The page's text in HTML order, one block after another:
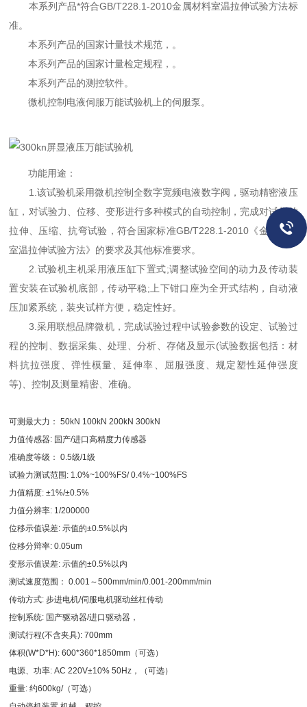
本系列产品*符合GB/T228.1-2010金属材料室温拉伸试验方法标
准。
本系列产品的国家计量技术规范，。
本系列产品的国家计量检定规程，。
本系列产品的测控软件。
微机控制电液伺服万能试验机上的伺服泵。
功能用途：
1.该试验机采用微机控制全数字宽频电液数字阀，驱动精密液压
缸，对试验力、位移、变形进行多种模式的自动控制，完成对试样的
拉伸、压缩、抗弯试验，符合国家标准GB/T228.1-2010《金属材料
室温拉伸试验方法》的要求及其他标准要求。
2.试验机主机采用液压缸下置式;调整试验空间的动力及传动装
置安装在试验机底部，传动平稳;上下钳口座为全开式结构，自动液
压加紧系统，装夹试样方便，稳定性好。
3.采用联想品牌微机，完成试验过程中试验参数的设定、试验过
程的控制、数据采集、处理、分析、存储及显示(试验数据包括：材
料抗拉强度、弹性模量、延伸率、屈服强度、规定塑性延伸强度
等)、控制及测量精密、准确。
可测最大力： 50kN 100kN 200kN 300kN
力值传感器: 国产/进口高精度力传感器
准确度等级： 0.5级/1级
试验力测试范围: 1.0%~100%FS/ 0.4%~100%FS
力值精度: ±1%/±0.5%
力值分辨率: 1/200000
位移示值误差: 示值的±0.5%以内
位移分辩率: 0.05um
变形示值误差: 示值的±0.5%以内
测试速度范围： 0.001～500mm/min/0.001-200mm/min
传动方式: 步进电机/伺服电机驱动丝杠传动
控制系统: 国产驱动器/进口驱动器，
测试行程(不含夹具): 700mm
体积(W*D*H): 600*360*1850mm（可选）
电源、功率: AC 220V±10% 50Hz，（可选）
重量: 约600kg/（可选）